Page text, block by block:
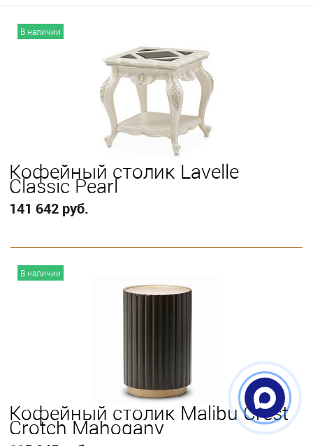
В наличии
Кофейный столик Lavelle
Classic Pearl
141 642 руб.
В наличии
Кофейный столик Malibu Crest
Crotch Mahogany